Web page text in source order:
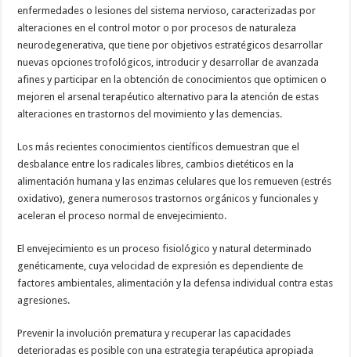
enfermedades o lesiones del sistema nervioso, caracterizadas por
alteraciones en el control motor o por procesos de naturaleza
neurodegenerativa, que tiene por objetivos estratégicos desarrollar
nuevas opciones trofológicos, introducir y desarrollar de avanzada
afines y participar en la obtención de conocimientos que optimicen o
mejoren el arsenal terapéutico alternativo para la atención de estas
alteraciones en trastornos del movimiento y las demencias.
Los más recientes conocimientos científicos demuestran que el
desbalance entre los radicales libres, cambios dietéticos en la
alimentación humana y las enzimas celulares que los remueven (estrés
oxidativo), genera numerosos trastornos orgánicos y funcionales y
aceleran el proceso normal de envejecimiento.
El envejecimiento es un proceso fisiológico y natural determinado
genéticamente, cuya velocidad de expresión es dependiente de
factores ambientales, alimentación y la defensa individual contra estas
agresiones.
Prevenir la involución prematura y recuperar las capacidades
deterioradas es posible con una estrategia terapéutica apropiada